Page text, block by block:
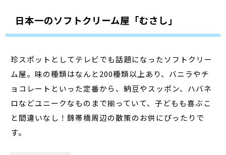
日本一のソフトクリーム屋「むさし」
珍スポットとしてテレビでも話題になったソフトクリー
ム屋。味の種類はなんと200種類以上あり、バニラやチ
ョコレートといった定番から、納豆やスッポン、ハバネ
ロなどユニークなものまで揃っていて、子どもも喜ぶこ
と間違いなし！錦帯橋周辺の散策のお供にぴったりで
す。